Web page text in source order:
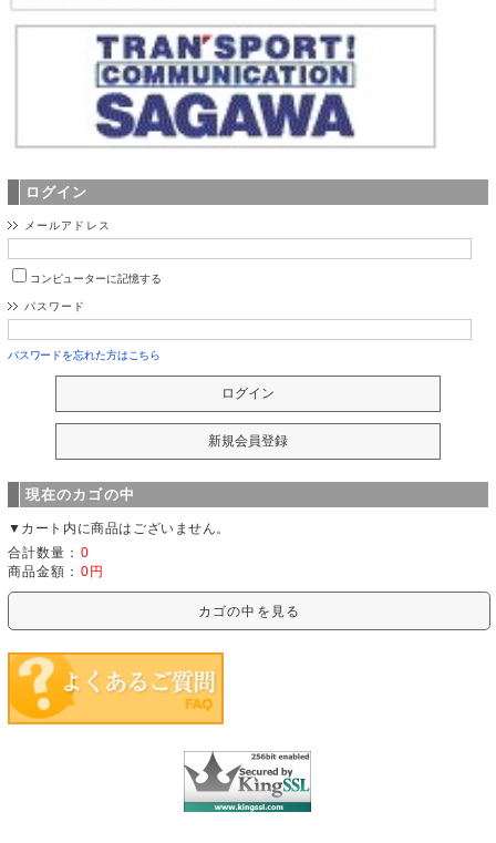
ログイン
メールアドレス
コンピューターに記憶する
パスワード
パスワードを忘れた方はこちら
現在のカゴの中
▼カート内に商品はございません。
合計数量： 0
商品金額： 0円
カゴの中を見る